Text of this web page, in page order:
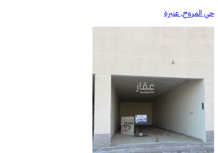
حي المروج, عنيزة